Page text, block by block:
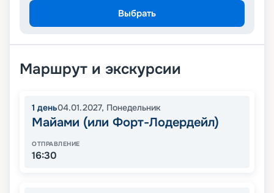
Выбрать
Маршрут и экскурсии
1 день04.01.2027, Понедельник
Майами (или Форт-Лодердейл)
ОТПРАВЛЕНИЕ
16:30